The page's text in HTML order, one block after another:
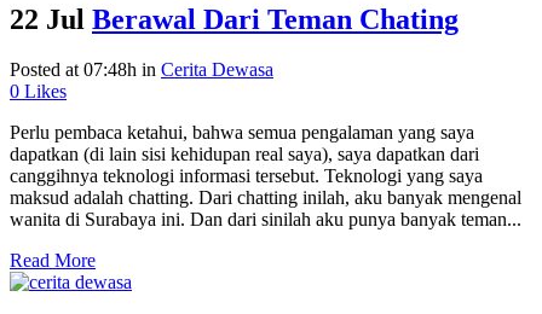
22 Jul Berawal Dari Teman Chating
Posted at 07:48h in Cerita Dewasa
0 Likes
Perlu pembaca ketahui, bahwa semua pengalaman yang saya
dapatkan (di lain sisi kehidupan real saya), saya dapatkan dari
canggihnya teknologi informasi tersebut. Teknologi yang saya
maksud adalah chatting. Dari chatting inilah, aku banyak mengenal
wanita di Surabaya ini. Dan dari sinilah aku punya banyak teman...
Read More